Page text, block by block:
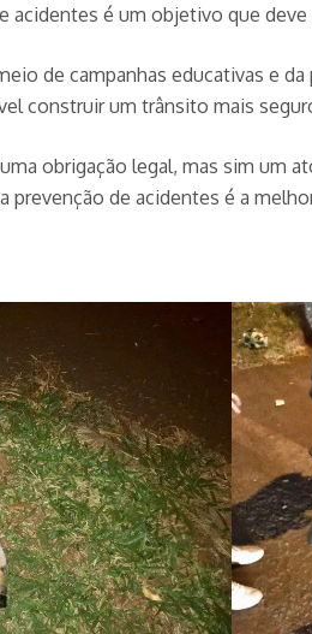
é um objetivo que
de campanhas educativas e
construir um trânsito mais
obrigação legal, mas sim um
prevenção de acidentes é a